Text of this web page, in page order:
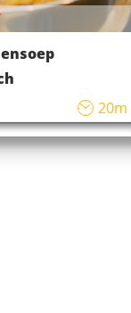
45m
20m
rijstsalade
4